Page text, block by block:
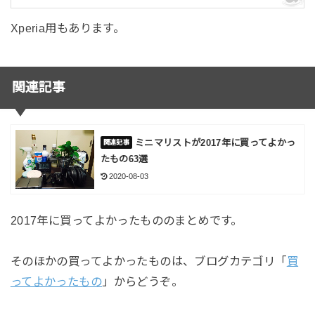
Xperia用もあります。
関連記事
ミニマリストが2017年に買ってよかっ
たもの63選
2020-08-03
2017年に買ってよかったもののまとめです。
そのほかの買ってよかったものは、ブログカテゴリ「買
ってよかったもの 」からどうぞ。